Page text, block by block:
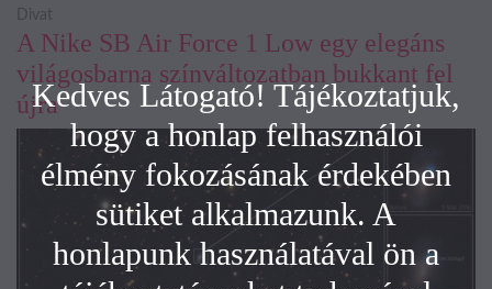
A Nike SB Air Force 1 Low egy elegáns
világosbarna színváltozatban bukkant fel
újra
Divat
Kedves Látogató! Tájékoztatjuk,
hogy a honlap felhasználói
élmény fokozásának érdekében
sütiket alkalmazunk. A
honlapunk használatával ön a